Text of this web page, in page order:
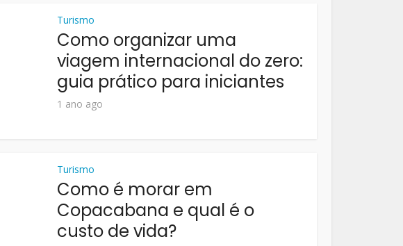
Turismo
Como organizar uma
viagem internacional do zero:
guia prático para iniciantes
1 ano ago
Turismo
Como é morar em
Copacabana e qual é o
custo de vida?